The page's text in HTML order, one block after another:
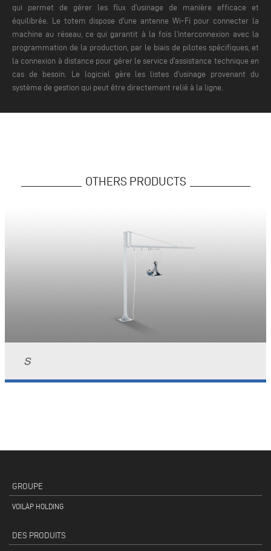
qui permet de gérer les flux d'usinage de manière efficace et
équilibrée. Le totem dispose d'une antenne Wi-Fi pour connecter la
machine au réseau, ce qui garantit à la fois l'interconnexion avec la
programmation de la production, par le biais de pilotes spécifiques, et
la connexion à distance pour gérer le service d'assistance technique en
cas de besoin. Le logiciel gère les listes d'usinage provenant du
système de gestion qui peut être directement relié à la ligne.
OTHERS PRODUCTS
S
GROUPE
VOILÀP HOLDING
DES PRODUITS